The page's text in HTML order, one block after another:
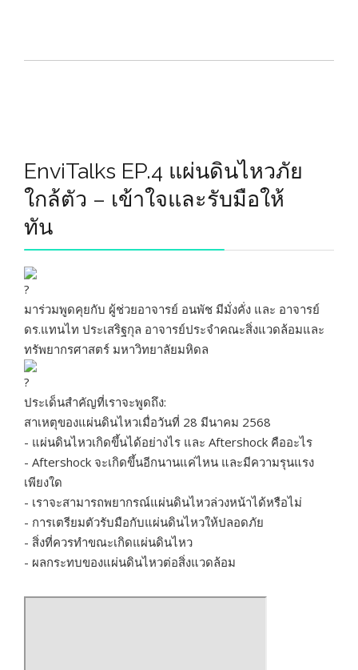
EnviTalks EP.4 แผ่นดินไหวภัย
ใกล้ตัว – เข้าใจและรับมือให้
ทัน
มาร่วมพูดคุยกับ ผู้ช่วยอาจารย์ อนพัช มีมั่งคั่ง และ อาจารย์
ดร.แทนไท ประเสริฐกุล อาจารย์ประจำคณะสิ่งแวดล้อมและ
ทรัพยากรศาสตร์ มหาวิทยาลัยมหิดล
ประเด็นสำคัญที่เราจะพูดถึง:
สาเหตุของแผ่นดินไหวเมื่อวันที่ 28 มีนาคม 2568
- แผ่นดินไหวเกิดขึ้นได้อย่างไร และ Aftershock คืออะไร
- Aftershock จะเกิดขึ้นอีกนานแค่ไหน และมีความรุนแรง
เพียงใด
- เราจะสามารถพยากรณ์แผ่นดินไหวล่วงหน้าได้หรือไม่
- การเตรียมตัวรับมือกับแผ่นดินไหวให้ปลอดภัย
- สิ่งที่ควรทำขณะเกิดแผ่นดินไหว
- ผลกระทบของแผ่นดินไหวต่อสิ่งแวดล้อม